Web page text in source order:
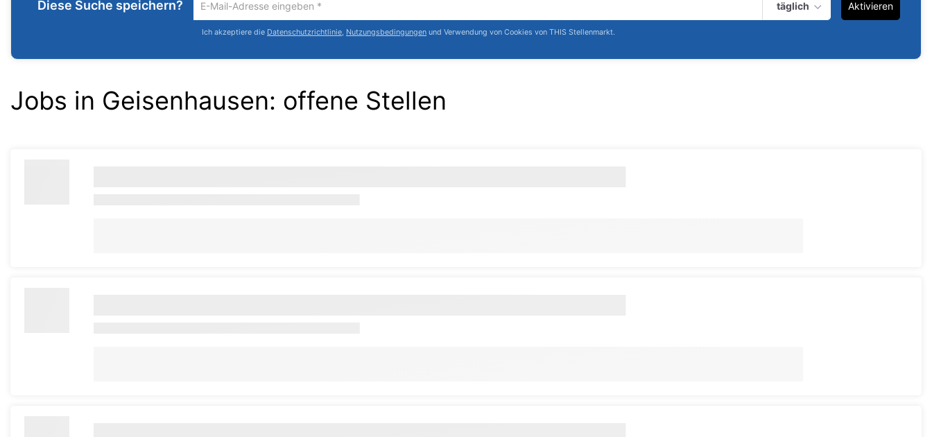
Diese Suche speichern?
Um
die
aktuelle
gib
deine
täglich Aktivieren
Ich akzeptiere die Datenschutzrichtlinie, Nutzungsbedingungen und Verwendung von Cookies von THIS Stellenmarkt.
Jobs in Geisenhausen: offene Stellen